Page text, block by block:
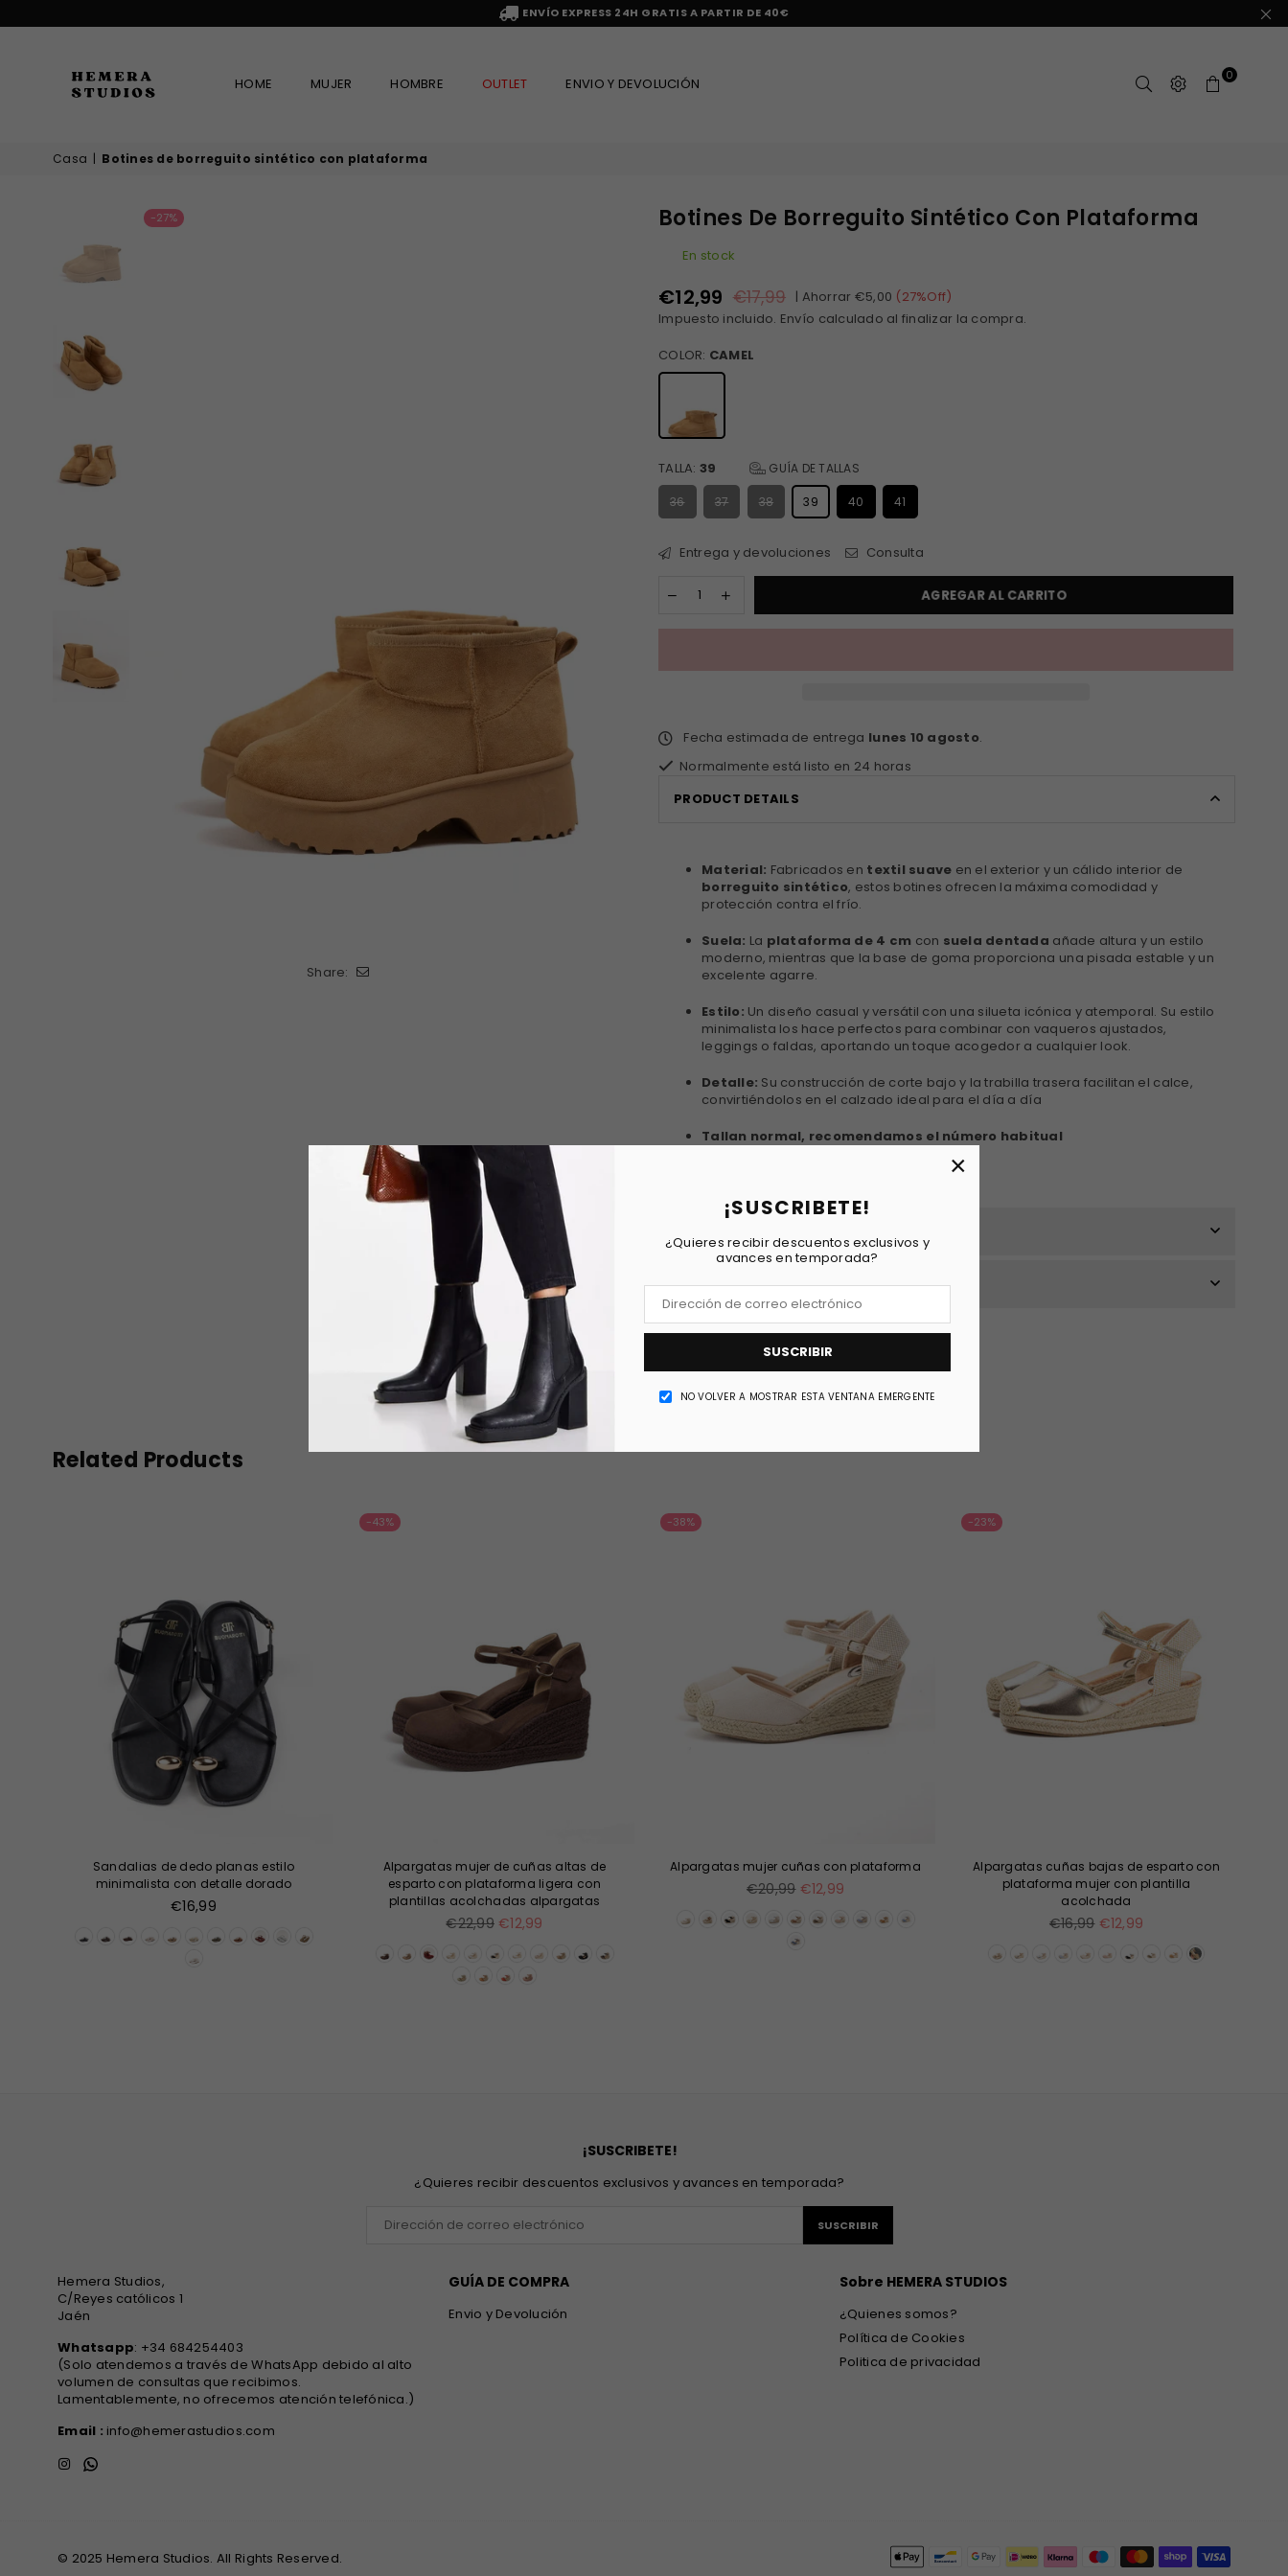
¡SUSCRIBETE!
¿Quieres recibir descuentos exclusivos y
avances en temporada?
SUSCRIBIR
NO VOLVER A MOSTRAR ESTA VENTANA EMERGENTE
×
ENVÍO EXPRESS 24H GRATIS A PARTIR DE 40€
HEMERA
STUDIOS
HOME MUJER HOMBRE OUTLET ENVIO Y DEVOLUCIÓN 0
Casa | Botines de borreguito sintético con plataforma
-27%
Share:
Botines De Borreguito Sintético Con Plataforma
En stock
Precio
habitual
€12,99 €17,99 | Ahorrar €5,00 (27%Off)
Impuesto incluido. Envío calculado al finalizar la compra.
COLOR: CAMEL
TALLA: 39 GUÍA DE TALLAS
36 37 38 39 40 41
Entrega y devoluciones Consulta
AGREGAR AL CARRITO
Fecha estimada de entrega lunes 10 agosto.
Normalmente está listo en 24 horas
PRODUCT DETAILS
Material: Fabricados en textil suave en el exterior y un cálido interior de
borreguito sintético, estos botines ofrecen la máxima comodidad y
protección contra el frío.
Suela: La plataforma de 4 cm con suela dentada añade altura y un estilo
moderno, mientras que la base de goma proporciona una pisada estable y un
excelente agarre.
Estilo: Un diseño casual y versátil con una silueta icónica y atemporal. Su estilo
minimalista los hace perfectos para combinar con vaqueros ajustados,
leggings o faldas, aportando un toque acogedor a cualquier look.
Detalle: Su construcción de corte bajo y la trabilla trasera facilitan el calce,
convirtiéndolos en el calzado ideal para el día a día
Tallan normal, recomendamos el número habitual
REVIEWS
Related Products
Sandalias de dedo planas estilo
minimalista con detalle dorado
Precio
€16,99
-43%
Alpargatas mujer de cuñas altas de
esparto con plataforma ligera con
plantillas acolchadas alpargatas
Precio
€22,99 €12,99
-38%
Alpargatas mujer cuñas con plataforma
Precio
€20,99 €12,99
-23%
Alpargatas cuñas bajas de esparto con
plataforma mujer con plantilla
acolchada
Precio
€16,99 €12,99
¡SUSCRIBETE!
¿Quieres recibir descuentos exclusivos y avances en temporada?
SUSCRIBIR
Hemera Studios,
C/Reyes católicos 1
Jaén
Whatsapp: +34 684254403
(Solo atendemos a través de WhatsApp debido al alto
volumen de consultas que recibimos.
Lamentablemente, no ofrecemos atención telefónica.)
Email : info@hemerastudios.com
InstagramWhatsapp
GUÍA DE COMPRA
Envio y Devolución
Sobre HEMERA STUDIOS
¿Quienes somos?
Política de Cookies
Politica de privacidad
© 2025 Hemera Studios. All Rights Reserved.